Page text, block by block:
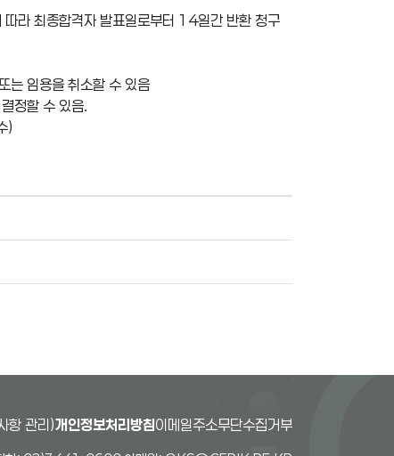
따라 최종합격자 발표일로부터 14일간 반환 청구
는 임용을 취소할 수 있음
정할 수 있음.
)
항 관리)개인정보처리방침이메일주소무단수집거부